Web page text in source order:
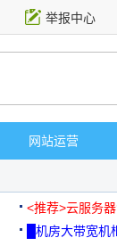
举报中心
网站运营
<推荐>云服务
█机房大带宽机